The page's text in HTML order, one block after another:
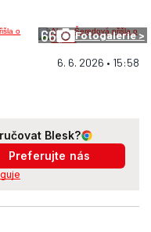
66 Fotogalerie >
6. 6. 2026 • 15:58
Blesk?
Preferujte nás